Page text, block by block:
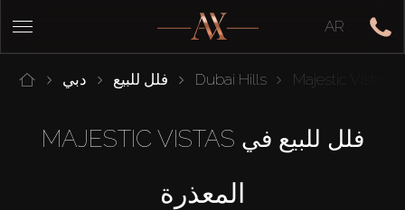
AR
دبي فلل للبيع Dubai Hills Majestic Vistas
فلل للبيع في MAJESTIC VISTAS
المعذرة